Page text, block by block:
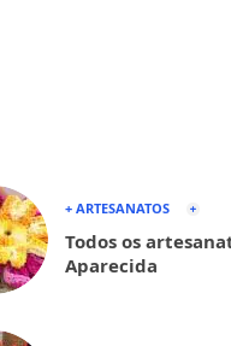
+ ARTESANATOS
Todos os
Aparecida